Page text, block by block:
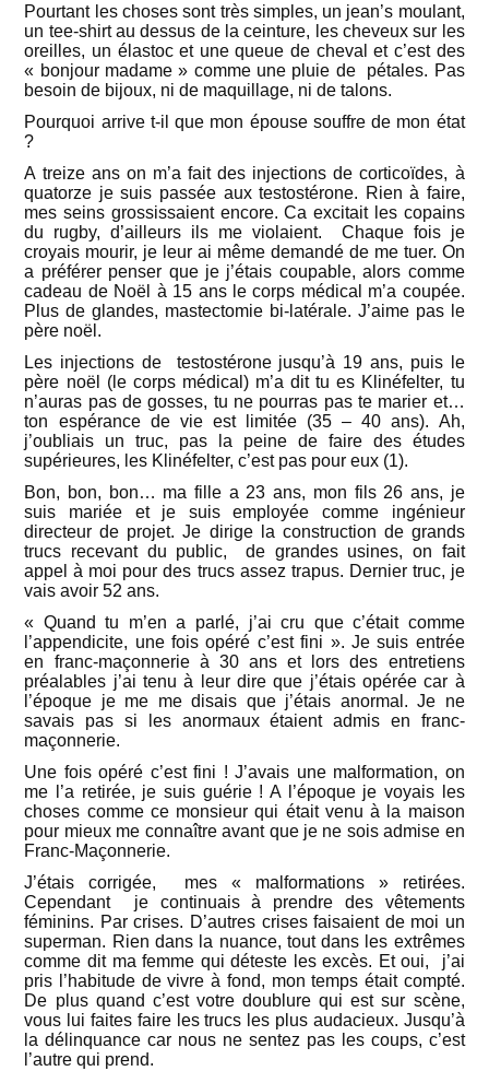
Pourtant les choses sont très simples, un jean’s moulant,
un tee-shirt au dessus de la ceinture, les cheveux sur les
oreilles, un élastoc et une queue de cheval et c’est des
« bonjour madame » comme une pluie de pétales. Pas
besoin de bijoux, ni de maquillage, ni de talons.
Pourquoi arrive t-il que mon épouse souffre de mon état
?
A treize ans on m’a fait des injections de corticoïdes, à
quatorze je suis passée aux testostérone. Rien à faire,
mes seins grossissaient encore. Ca excitait les copains
du rugby, d’ailleurs ils me violaient. Chaque fois je
croyais mourir, je leur ai même demandé de me tuer. On
a préférer penser que je j’étais coupable, alors comme
cadeau de Noël à 15 ans le corps médical m’a coupée.
Plus de glandes, mastectomie bi-latérale. J’aime pas le
père noël.
Les injections de testostérone jusqu’à 19 ans, puis le
père noël (le corps médical) m’a dit tu es Klinéfelter, tu
n’auras pas de gosses, tu ne pourras pas te marier et…
ton espérance de vie est limitée (35 – 40 ans). Ah,
j’oubliais un truc, pas la peine de faire des études
supérieures, les Klinéfelter, c’est pas pour eux (1).
Bon, bon, bon… ma fille a 23 ans, mon fils 26 ans, je
suis mariée et je suis employée comme ingénieur
directeur de projet. Je dirige la construction de grands
trucs recevant du public, de grandes usines, on fait
appel à moi pour des trucs assez trapus. Dernier truc, je
vais avoir 52 ans.
« Quand tu m’en a parlé, j’ai cru que c’était comme
l’appendicite, une fois opéré c’est fini ». Je suis entrée
en franc-maçonnerie à 30 ans et lors des entretiens
préalables j’ai tenu à leur dire que j’étais opérée car à
l’époque je me me disais que j’étais anormal. Je ne
savais pas si les anormaux étaient admis en franc-
maçonnerie.
Une fois opéré c’est fini ! J’avais une malformation, on
me l’a retirée, je suis guérie ! A l’époque je voyais les
choses comme ce monsieur qui était venu à la maison
pour mieux me connaître avant que je ne sois admise en
Franc-Maçonnerie.
J’étais corrigée, mes « malformations » retirées.
Cependant je continuais à prendre des vêtements
féminins. Par crises. D’autres crises faisaient de moi un
superman. Rien dans la nuance, tout dans les extrêmes
comme dit ma femme qui déteste les excès. Et oui, j’ai
pris l’habitude de vivre à fond, mon temps était compté.
De plus quand c’est votre doublure qui est sur scène,
vous lui faites faire les trucs les plus audacieux. Jusqu’à
la délinquance car nous ne sentez pas les coups, c’est
l’autre qui prend.